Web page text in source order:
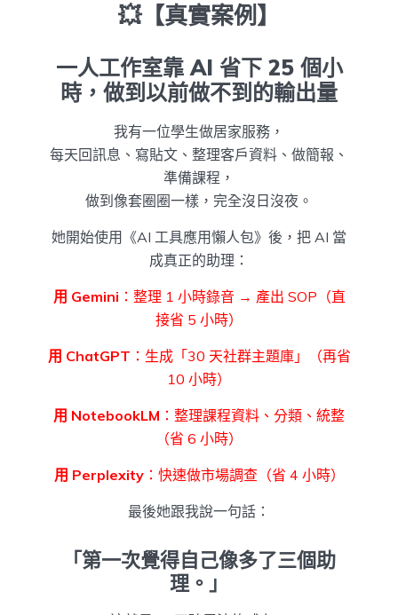
💥【真實案例】
一人工作室靠 AI 省下 25 個小
時，做到以前做不到的輸出量
我有一位學生做居家服務，
每天回訊息、寫貼文、整理客戶資料、做簡報、
準備課程，
做到像套圈圈一樣，完全沒日沒夜。
她開始使用《AI 工具應用懶人包》後，把 AI 當
成真正的助理：
用 Gemini ：整理 1 小時錄音 → 產出 SOP（直
接省 5 小時）
用 ChatGPT ：生成「30 天社群主題庫」（再省
10 小時）
用 NotebookLM ：整理課程資料、分類、統整
（省 6 小時）
用 Perplexity：快速做市場調查（省 4 小時）
最後她跟我說一句話：
「第一次覺得自己像多了三個助
理。」